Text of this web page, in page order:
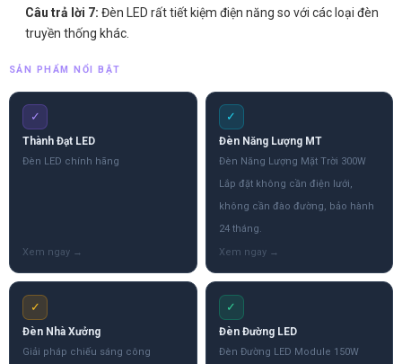
Câu trả lời 7: Đèn LED rất tiết kiệm điện năng so với các loại đèn
truyền thống khác.
SẢN PHẨM NỔI BẬT
✓
Thành Đạt LED
Đèn LED chính hãng
✓
Đèn Năng Lượng MT
Đèn Năng Lượng Mặt Trời 300W
Lắp đặt không cần điện lưới,
không cần đào đường, bảo hành
24 tháng.
✓
Đèn Nhà Xưởng
Giải pháp chiếu sáng công
✓
Đèn Đường LED
Đèn Đường LED Module 150W